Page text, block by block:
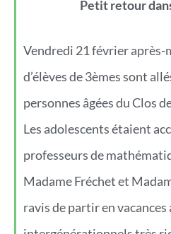
Petit retour
Vendredi 21 février
d’élèves de 3èmes sont
personnes âgées du Clos
Les adolescents étaient
professeurs de
Madame Fréchet et
ravis de partir en vacances